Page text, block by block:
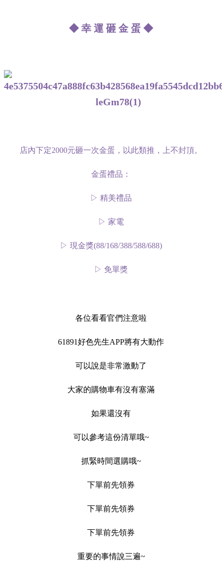
◆ 幸 運 砸 金 蛋 ◆
店內下定2000元砸一次金蛋，以此類推，上不封頂。
金蛋禮品：
▷ 精美禮品
▷ 家電
▷ 現金獎(88/168/388/588/688)
▷ 免單獎
各位看看官們注意啦
61891好色先生APP將有大動作
可以說是非常激動了
大家的購物車有沒有塞滿
如果還沒有
可以參考這份清單哦~
抓緊時間選購哦~
下單前先領券
下單前先領券
下單前先領券
重要的事情說三遍~